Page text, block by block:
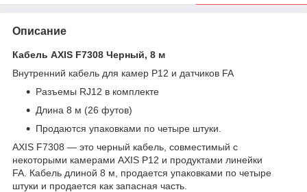
Описание
Кабель AXIS F7308 Черный, 8 м
Внутренний кабель для камер P12 и датчиков FA
Разъемы RJ12 в комплекте
Длина 8 м (26 футов)
Продаются упаковками по четыре штуки.
AXIS F7308 — это черный кабель, совместимый с
некоторыми камерами AXIS P12 и продуктами линейки
FA. Кабель длиной 8 м, продается упаковками по четыре
штуки и продается как запасная часть.